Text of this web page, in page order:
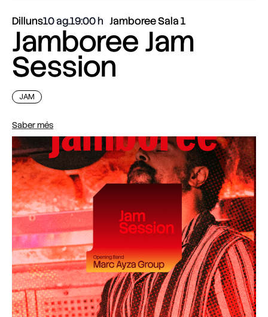
Dilluns10 ag.19:00 Jamboree Sala 1
Jamboree Jam
Session
JAM
Saber més